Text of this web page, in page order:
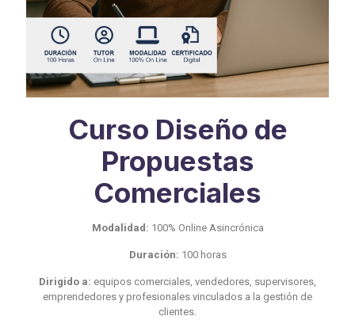
Curso Diseño de
Propuestas
Comerciales
Modalidad: 100% Online Asincrónica
Duración: 100 horas
Dirigido a: equipos comerciales, vendedores, supervisores,
emprendedores y profesionales vinculados a la gestión de
clientes.